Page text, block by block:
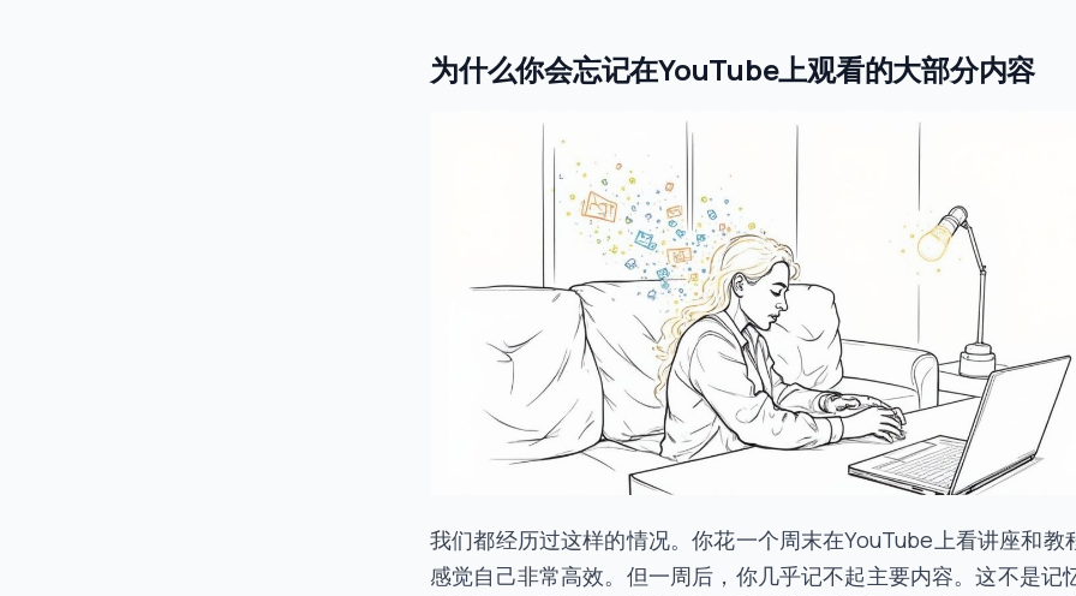
为什么你会忘记在YouTube上观看的大部分内容
我们都经历过这样的情况。你花一个周末在YouTube上看讲座和教
感觉自己非常高效。但一周后，你几乎记不起主要内容。这不是记